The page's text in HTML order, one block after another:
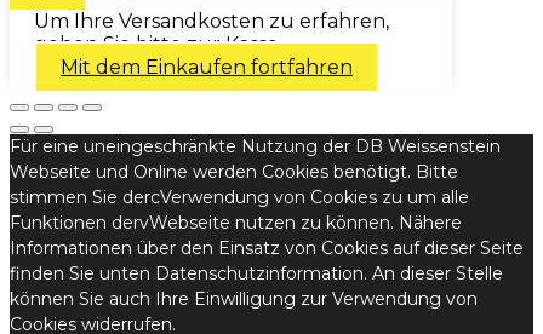
Um Ihre Versandkosten zu erfahren,
gehen Sie bitte zur Kasse.
Mit dem Einkaufen fortfahren
Für eine uneingeschränkte Nutzung der DB Weissenstein
Webseite und Online werden Cookies benötigt. Bitte
stimmen Sie dercVerwendung von Cookies zu um alle
Funktionen dervWebseite nutzen zu können. Nähere
Informationen über den Einsatz von Cookies auf dieser Seite
finden Sie unten Datenschutzinformation. An dieser Stelle
können Sie auch Ihre Einwilligung zur Verwendung von
Cookies widerrufen.